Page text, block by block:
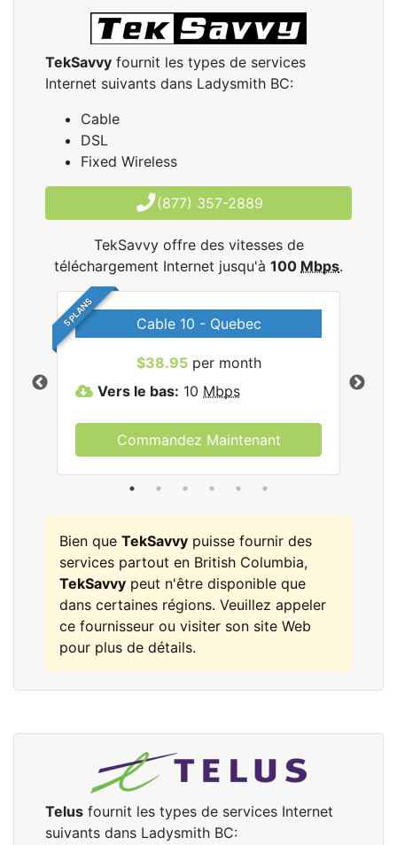
TekSavvy fournit les types de services
Internet suivants dans Ladysmith BC:
Cable
DSL
Fixed Wireless
(877) 357-2889
TekSavvy offre des vitesses de
téléchargement Internet jusqu'à 100 Mbps.
5 PLANS Cable 10 - Quebec
$38.95per month
Vers le bas: 10 Mbps
Commandez Maintenant
Bien que TekSavvy puisse fournir des
services partout en British Columbia,
TekSavvy peut n'être disponible que
dans certaines régions. Veuillez appeler
ce fournisseur ou visiter son site Web
pour plus de détails.
Telus fournit les types de services Internet
suivants dans Ladysmith BC: